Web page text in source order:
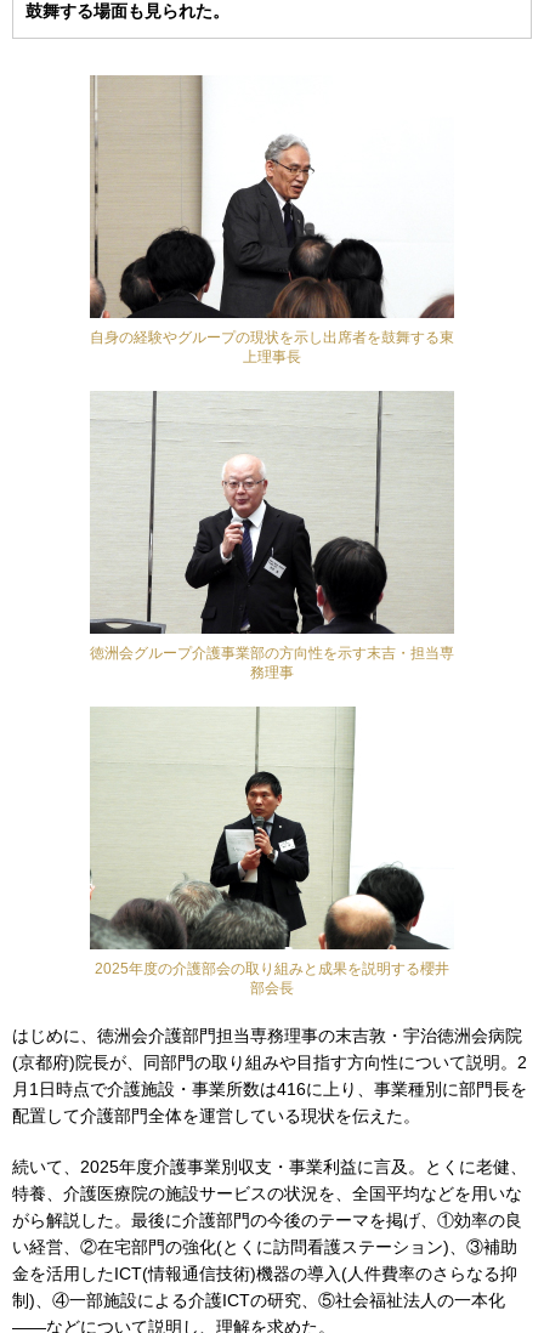
鼓舞する場面も見られた。
自身の経験やグループの現状を示し出席者を鼓舞する東
上理事長
徳洲会グループ介護事業部の方向性を示す末吉・担当専
務理事
2025年度の介護部会の取り組みと成果を説明する櫻井
部会長
はじめに、徳洲会介護部門担当専務理事の末吉敦・宇治徳洲会病院
(京都府)院長が、同部門の取り組みや目指す方向性について説明。2
月1日時点で介護施設・事業所数は416に上り、事業種別に部門長を
配置して介護部門全体を運営している現状を伝えた。
続いて、2025年度介護事業別収支・事業利益に言及。とくに老健、
特養、介護医療院の施設サービスの状況を、全国平均などを用いな
がら解説した。最後に介護部門の今後のテーマを掲げ、①効率の良
い経営、②在宅部門の強化(とくに訪問看護ステーション)、③補助
金を活用したICT(情報通信技術)機器の導入(人件費率のさらなる抑
制)、④一部施設による介護ICTの研究、⑤社会福祉法人の一本化
――などについて説明し、理解を求めた。